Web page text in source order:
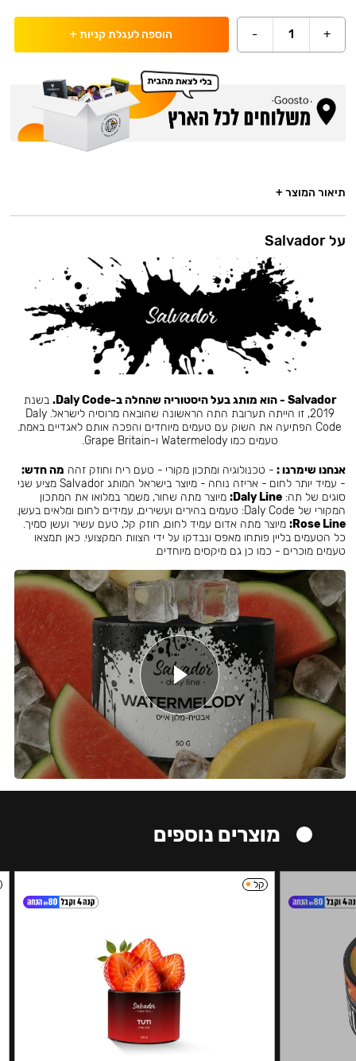
+
1
- הוספה לעגלת קניות +
תיאור המוצר +
על Salvador
Salvador - הוא מותג בעל היסטוריה שהחלה ב-Daly Code.
בשנת
2019, זו הייתה תערובת התה הראשונה שהובאה מרוסיה לישראל. Daly
Code הפתיעה את השוק עם טעמים מיוחדים והפכה אותם לאגדיים באמת.
טעמים כמו Watermelody ו-Grape Britain.
אנחנו שימרנו : - טכנולוגיה ומתכון מקורי - טעם ריח וחוזק זהה מה חדש:
- עמיד יותר לחום - אריזה נוחה - מיוצר בישראל המותג Salvador מציע שני
סוגים של תה:Daly Line: מיוצר מתה שחור, משמר במלואו את המתכון
המקורי של Daly Code: טעמים בהירים ועשירים, עמידים לחום ומלאים בעשן.
Rose Line: מיוצר מתה אדום עמיד לחום, חוזק קל, טעם עשיר ועשן סמיך.
כל הטעמים בליין פותחו מאפס ונבדקו על ידי הצוות המקצועי. כאן תמצאו
טעמים מוכרים - כמו כן גם מיקסים מיוחדים.
מוצרים נוספים
קל